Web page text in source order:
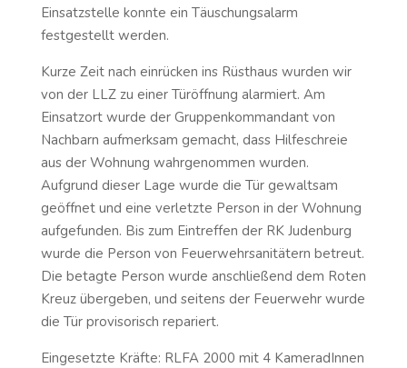
Einsatzstelle konnte ein Täuschungsalarm
festgestellt werden.
Kurze Zeit nach einrücken ins Rüsthaus wurden wir
von der LLZ zu einer Türöffnung alarmiert. Am
Einsatzort wurde der Gruppenkommandant von
Nachbarn aufmerksam gemacht, dass Hilfeschreie
aus der Wohnung wahrgenommen wurden.
Aufgrund dieser Lage wurde die Tür gewaltsam
geöffnet und eine verletzte Person in der Wohnung
aufgefunden. Bis zum Eintreffen der RK Judenburg
wurde die Person von Feuerwehrsanitätern betreut.
Die betagte Person wurde anschließend dem Roten
Kreuz übergeben, und seitens der Feuerwehr wurde
die Tür provisorisch repariert.
Eingesetzte Kräfte: RLFA 2000 mit 4 KameradInnen